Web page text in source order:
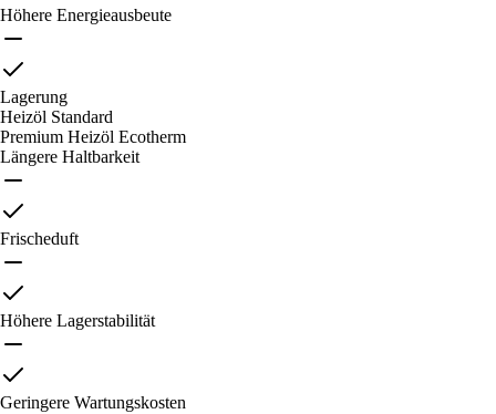
Höhere Energieausbeute
Lagerung
Heizöl Standard
Premium Heizöl Ecotherm
Längere Haltbarkeit
Frischeduft
Höhere Lagerstabilität
Geringere Wartungskosten